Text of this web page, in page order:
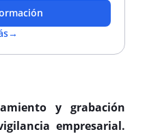
→
y grabación
empresarial.